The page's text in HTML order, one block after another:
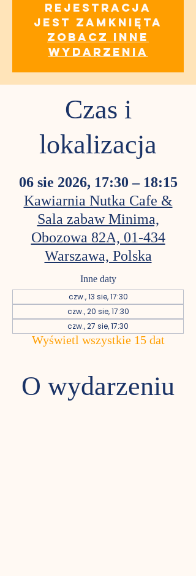
Rejestracja
jest zamknięta
Zobacz inne
wydarzenia
Czas i
lokalizacja
06 sie 2026, 17:30 – 18:15
Kawiarnia Nutka Cafe &
Sala zabaw Minima,
Obozowa 82A, 01-434
Warszawa, Polska
Inne daty
czw., 13 sie, 17:30
czw., 20 sie, 17:30
czw., 27 sie, 17:30
Wyświetl wszystkie 15 dat
O wydarzeniu